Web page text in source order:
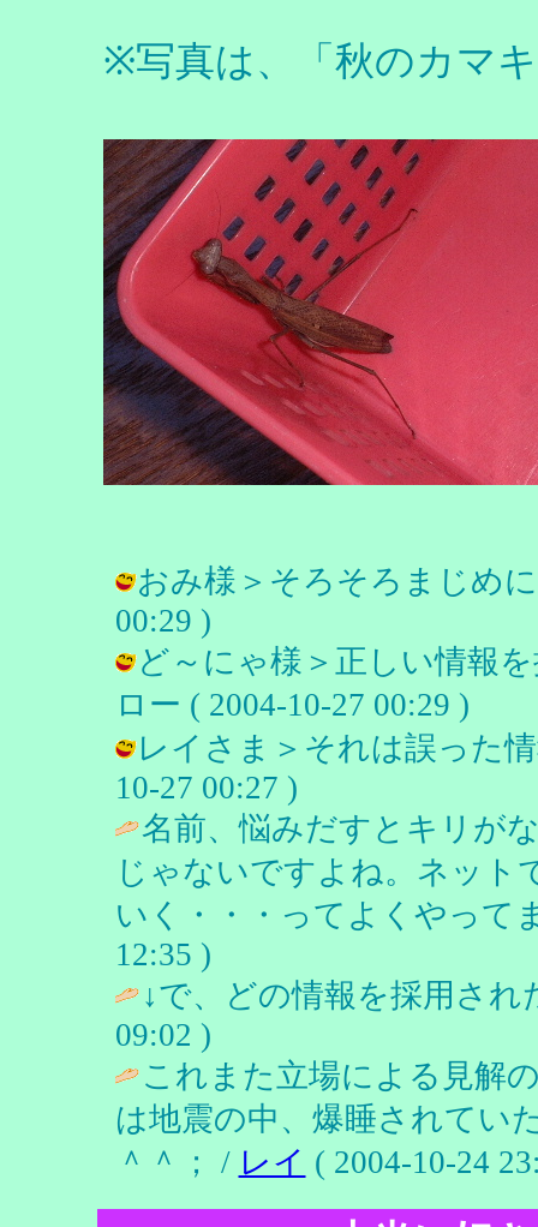
※写真は、「秋のカマ
おみ様＞そろそろまじめ
00:29 )
ど～にゃ様＞正しい情報
ロー ( 2004-10-27 00:29 )
レイさま＞それは誤った
10-27 00:27 )
名前、悩みだすとキリが
じゃないですよね。ネット
いく・・・ってよくやって
12:35 )
↓で、どの情報を採用され
09:02 )
これまた立場による見解
は地震の中、爆睡されてい
＾＾； / レイ ( 2004-10-24